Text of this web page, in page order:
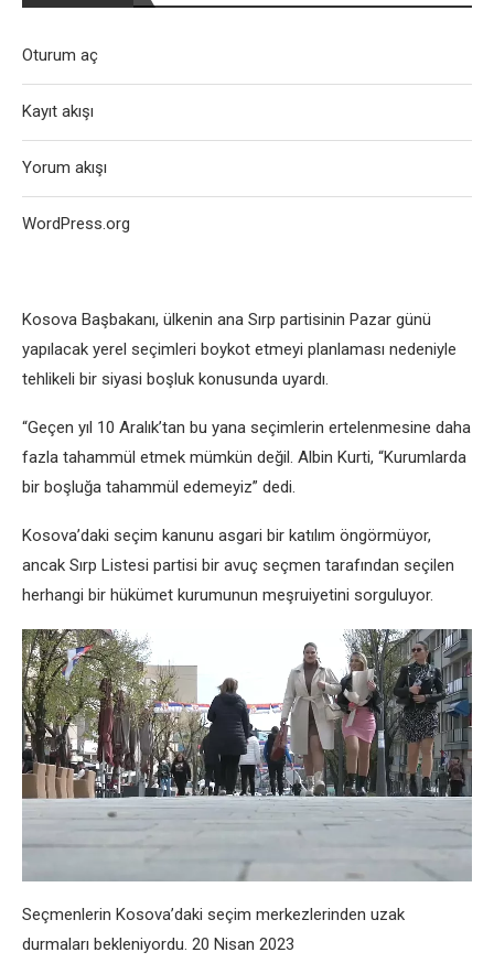
Kosova Başbakanı, ülkenin ana Sırp partisinin Pazar günü
yapılacak yerel seçimleri boykot etmeyi planlaması nedeniyle
tehlikeli bir siyasi boşluk konusunda uyardı.
“Geçen yıl 10 Aralık’tan bu yana seçimlerin ertelenmesine daha
fazla tahammül etmek mümkün değil. Albin Kurti, “Kurumlarda
bir boşluğa tahammül edemeyiz” dedi.
Kosova’daki seçim kanunu asgari bir katılım öngörmüyor,
ancak Sırp Listesi partisi bir avuç seçmen tarafından seçilen
herhangi bir hükümet kurumunun meşruiyetini sorguluyor.
Seçmenlerin Kosova’daki seçim merkezlerinden uzak
durmaları bekleniyordu. 20 Nisan 2023
Oturum aç
Kayıt akışı
Yorum akışı
WordPress.org